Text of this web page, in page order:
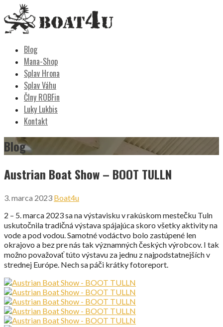
to
content
Blog
Mana-Shop
Splav Hrona
Splav Váhu
Člny ROBFin
Luky Lukbis
Kontakt
Blog
Austrian Boat Show – BOOT TULLN
3. marca 2023 Boat4u
2 – 5. marca 2023 sa na výstavisku v rakúskom mestečku Tuln
uskutočnila tradičná výstava spájajúca skoro všetky aktivity na
vode a pod vodou. Samotné vodáctvo bolo zastúpené len
okrajovo a bez pre nás tak významných českých výrobcov. I tak
možno považovať túto výstavu za jednu z najpodstatnejších v
strednej Európe. Nech sa páči krátky fotoreport.